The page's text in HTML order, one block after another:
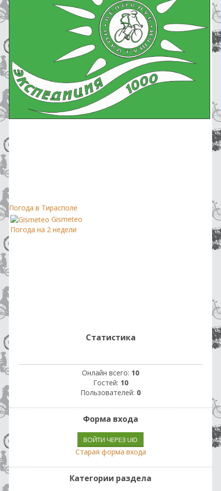
Погода в Тирасполе
Gismeteo
Погода на 2 недели
Статистика
Онлайн всего: 10
Гостей: 10
Пользователей: 0
Форма входа
ВОЙТИ ЧЕРЕЗ UID
Старая форма входа
Категории раздела